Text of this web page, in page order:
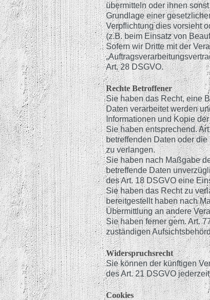
übermitteln oder ihnen
Grundlage einer
Verpflichtung dies vorsieht
(z.B. beim Einsatz von
Sofern wir Dritte mit der
Art. 28 DSGVO.
Rechte Betroffener
Sie haben das Recht, eine
Daten verarbeitet werden
Informationen und Kopie
Sie haben entsprechend.
betreffenden Daten oder
zu verlangen.
Sie haben nach Maßgabe
betreffende Daten
des Art. 18 DSGVO eine
Sie haben das Recht zu
bereitgestellt haben nach
Übermittlung an andere
Sie haben ferner gem. Art.
zuständigen
Widerspruchsrecht
Sie können der künftigen
des Art. 21 DSGVO
Cookies